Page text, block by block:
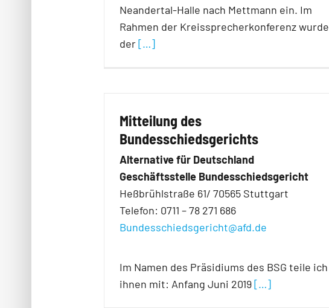
Neandertal-Halle nach Mettmann ein. Im
Rahmen der Kreissprecherkonferenz wurde
der[…]
Mitteilung des
Bundesschiedsgerichts
Alternative für Deutschland
Geschäftsstelle Bundesschiedsgericht
Heßbrühlstraße 61/ 70565 Stuttgart
Telefon: 0711 – 78 271 686
Bundesschiedsgericht@afd.de
Im Namen des Präsidiums des BSG teile ich
ihnen mit: Anfang Juni 2019[…]